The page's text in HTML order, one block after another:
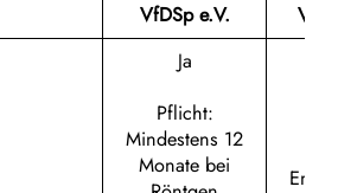
VfDSp e.V.
Ja
Pflicht:
Mindestens 12
Monate bei